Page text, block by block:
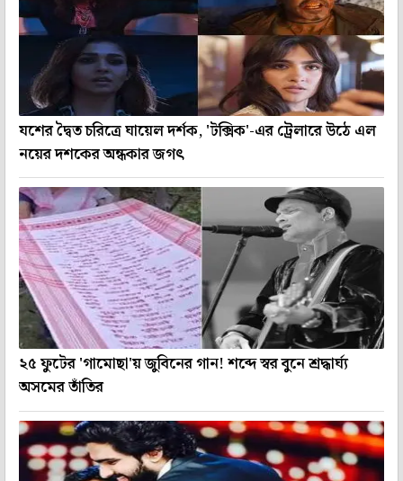
যশের দ্বৈত চরিত্রে ঘায়েল দর্শক, 'টক্সিক'-এর ট্রেলারে উঠে এল
নয়ের দশকের অন্ধকার জগৎ
২৫ ফুটের 'গামোছা'য় জুবিনের গান! শব্দে স্বর বুনে শ্রদ্ধার্ঘ্য
অসমের তাঁতির